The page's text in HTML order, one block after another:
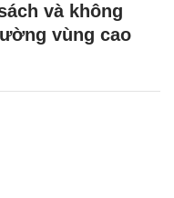
và không
vùng cao